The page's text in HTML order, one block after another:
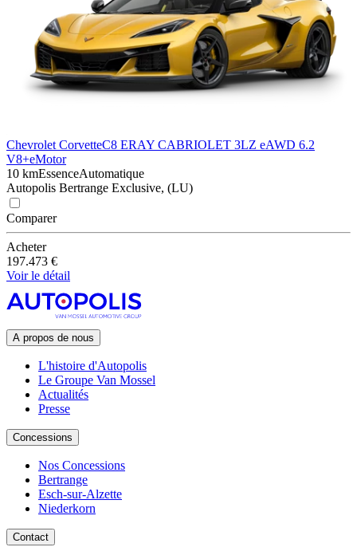
Chevrolet CorvetteC8 ERAY CABRIOLET 3LZ eAWD 6.2
V8+eMotor
10 kmEssenceAutomatique
Autopolis Bertrange Exclusive, (LU)
Comparer
Acheter
197.473 €
Voir le détail
A propos de nous
L'histoire d'Autopolis
Le Groupe Van Mossel
Actualités
Presse
Concessions
Nos Concessions
Bertrange
Esch-sur-Alzette
Niederkorn
Contact